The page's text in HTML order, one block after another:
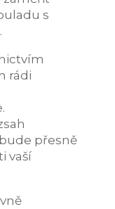
s
rádi
přesně
vaší